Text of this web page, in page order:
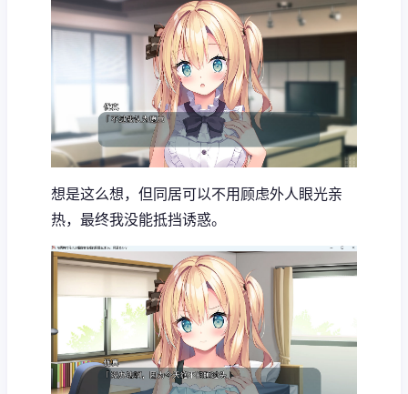
想是这么想，但同居可以不用顾虑外人眼光亲
热，最终我没能抵挡诱惑。